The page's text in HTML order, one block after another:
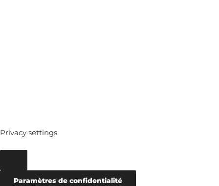
Privacy settings
Paramètres de confidentialité